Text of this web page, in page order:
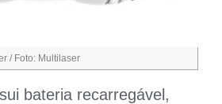
/ Foto: Multilaser
bateria recarregável,